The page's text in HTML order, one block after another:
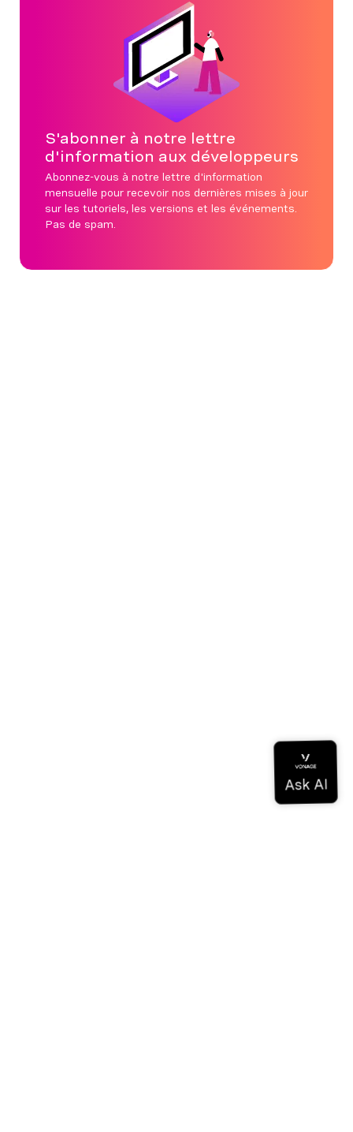
S'abonner à notre lettre
d'information aux développeurs
Abonnez-vous à notre lettre d'information
mensuelle pour recevoir nos dernières mises à jour
sur les tutoriels, les versions et les événements.
Pas de spam.